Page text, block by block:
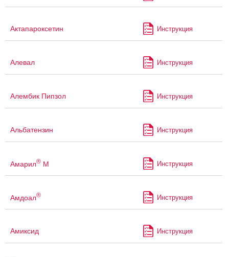
Актапароксетин Инструкция
Алевал Инструкция
Алембик Пипзол Инструкция
Альбатензин Инструкция
Амарил® М Инструкция
Амдоал® Инструкция
Амиксид Инструкция